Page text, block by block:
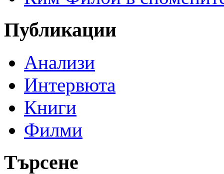
Публикации
Анализи
Интервюта
Книги
Филми
Търсене